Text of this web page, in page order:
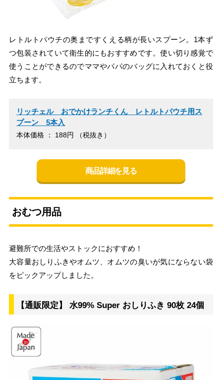
レトルトパウチの奥まですくえる柄が長いスプーン。1本ず
つ包装されていて衛生的にもおすすめです。使い切り感覚で
使うことができるのでママやパパのバッグに入れておくと役
立ちます。
リッチェル おでかけランチくん レトルトパウチ用ス
プーン 5本入
本体価格 ： 188円 （税抜き）
商品詳細を見る
おむつ用品
避難所での生活やストックにおすすめ！
大容量おしりふきやオムツ、オムツの臭いが気にならない袋
をピックアップしました。
【通販限定】 水99% Super おしりふき 90枚 24個